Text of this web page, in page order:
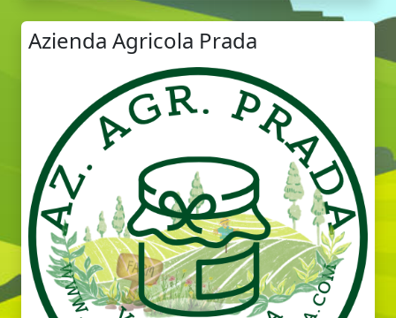
Azienda Agricola Prada